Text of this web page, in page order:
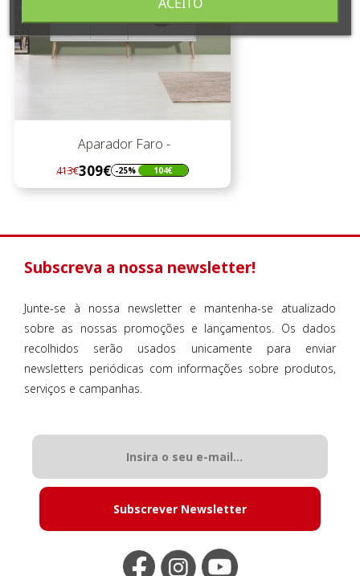
Aparador Faro -
Regular
preço
413€309€
Preço -25% 104€
Subscreva a nossa newsletter!
Junte-se à nossa newsletter e mantenha-se atualizado
sobre as nossas promoções e lançamentos. Os dados
recolhidos serão usados unicamente para enviar
newsletters periódicas com informações sobre produtos,
serviços e campanhas.
Subscrever Newsletter